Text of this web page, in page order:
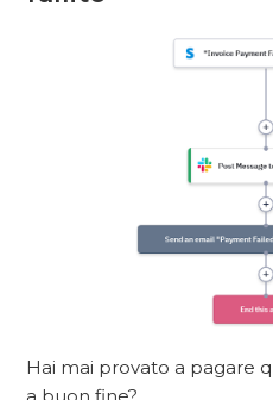
Hai mai provato a pagare